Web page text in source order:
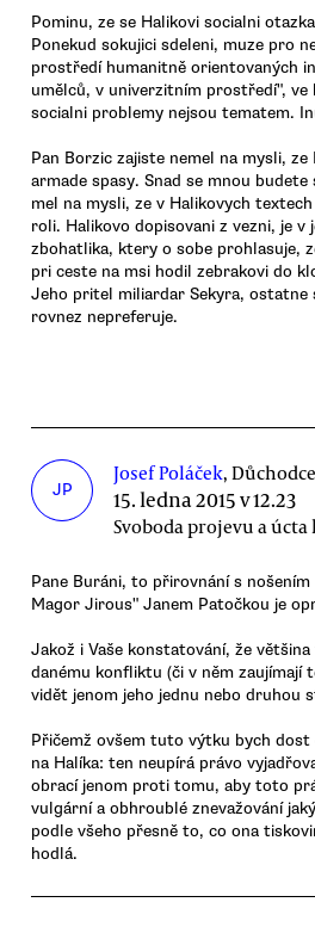
Pominu, ze se Halikovi socialni
Ponekud sokujici sdeleni, muze pro
prostředí humanitně orientovaných
umělců, v univerzitním prostředí", ve
socialni problemy nejsou tematem.
Pan Borzic zajiste nemel na mysli,
armade spasy. Snad se mnou
mel na mysli, ze v Halikovych
roli. Halikovo dopisovani z vezni, je v
zbohatlika, ktery o sobe prohlasuje,
pri ceste na msi hodil zebrakovi do
Jeho pritel miliardar Sekyra,
rovnez nepreferuje.
JP
Josef Poláček, Důchodce
15. ledna 2015 v 12.23
Svoboda projevu a
Pane Buráni, to přirovnání s
Magor Jirous" Janem Patočkou je
Jakož i Vaše konstatování, že
danému konfliktu (či v něm zaujímají
vidět jenom jeho jednu nebo druhou
Přičemž ovšem tuto výtku bych dost
na Halíka: ten neupírá právo
obrací jenom proti tomu, aby toto
vulgární a obhroublé znevažování
podle všeho přesně to, co ona
hodlá.